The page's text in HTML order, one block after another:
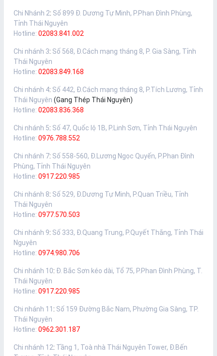
Chi Nhánh 2: Số 899 Đ. Dương Tự Minh, P.Phan Đình Phùng,
Tỉnh Thái Nguyên
Hotline: 02083.841.002
Chi nhánh 3: Số 568, Đ.Cách mạng tháng 8, P. Gia Sàng, Tỉnh
Thái Nguyên
Hotline: 02083.849.168
Chi nhánh 4: Số 442, Đ.Cách mạng tháng 8, P.Tích Lương, Tỉnh
Thái Nguyên (Gang Thép Thái Nguyên)
Hotline: 02083.836.368
Chi nhánh 5: Số 47, Quốc lộ 1B, P.Linh Sơn, Tỉnh Thái Nguyên
Hotline: 0976.788.552
Chi nhánh 7: Số 558-560, Đ.Lương Ngọc Quyến, P.Phan Đình
Phùng, Tỉnh Thái Nguyên
Hotline: 0917.220.985
Chi nhánh 8: Số 529, Đ.Dương Tự Minh, P.Quan Triều, Tỉnh
Thái Nguyên
Hotline: 0977.570.503
Chi nhánh 9: Số 333, Đ.Quang Trung, P.Quyết Thắng, Tỉnh Thái
Nguyên
Hotline: 0974.980.706
Chi nhánh 10: Đ. Bắc Sơn kéo dài, Tổ 75, P.Phan Đình Phùng, T.
Thái Nguyên
Hotline: 0917.220.985
Chi nhánh 11 : Số 159 Đường Bắc Nam, Phường Gia Sàng, TP.
Thái Nguyên
Hotline: 0962.301.187
Chi nhánh 12: Tầng 1, Toà nhà Thái Nguyên Tower, Đ.Bến